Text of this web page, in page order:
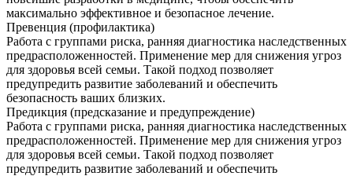
максимально эффективное и безопасное лечение.
Превенция (профилактика)
Работа с группами риска, ранняя диагностика наследственных
предрасположенностей. Применение мер для снижения угроз
для здоровья всей семьи. Такой подход позволяет
предупредить развитие заболеваний и обеспечить
безопасность ваших близких.
Предикция (предсказание и предупреждение)
Работа с группами риска, ранняя диагностика наследственных
предрасположенностей. Применение мер для снижения угроз
для здоровья всей семьи. Такой подход позволяет
предупредить развитие заболеваний и обеспечить